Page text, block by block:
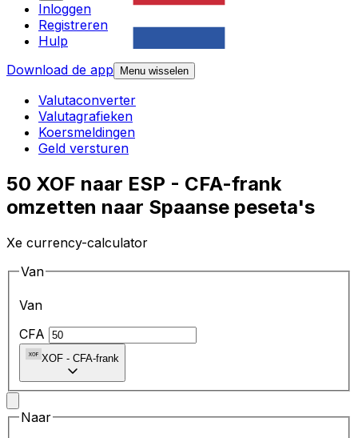
Inloggen
Registreren
Hulp
Download de app
Menu wisselen
Valutaconverter
Valutagrafieken
Koersmeldingen
Geld versturen
50 XOF naar ESP - CFA-frank
omzetten naar Spaanse peseta's
Xe currency-calculator
Van
Van
CFA
XOF - CFA-frank
Naar